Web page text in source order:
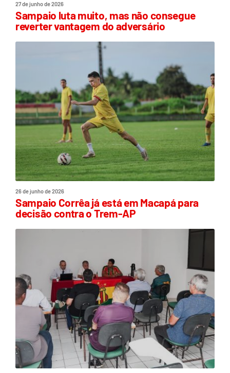
27 de junho de 2026
Sampaio luta muito, mas não consegue
reverter vantagem do adversário
26 de junho de 2026
Sampaio Corrêa já está em Macapá para
decisão contra o Trem-AP